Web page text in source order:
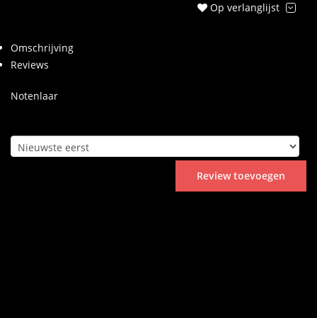
Op verlanglijst
Omschrijving
Reviews
Notenlaar
Review toevoegen